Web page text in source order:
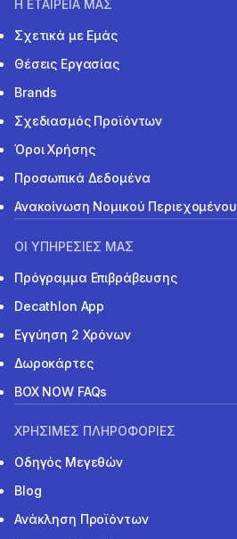
Η ΕΤΑΙΡΕΙΑ ΜΑΣ
Σχετικά με Εμάς
Θέσεις Εργασίας
Brands
Σχεδιασμός Προϊόντων
Όροι Χρήσης
Προσωπικά Δεδομένα
Ανακοίνωση Νομικού Περιεχομένου
ΟΙ ΥΠΗΡΕΣΙΕΣ ΜΑΣ
Πρόγραμμα Επιβράβευσης
Decathlon App
Εγγύηση 2 Χρόνων
Δωροκάρτες
BOX NOW FAQs
ΧΡΗΣΙΜΕΣ ΠΛΗΡΟΦΟΡΙΕΣ
Οδηγός Μεγεθών
Blog
Ανάκληση Προϊόντων